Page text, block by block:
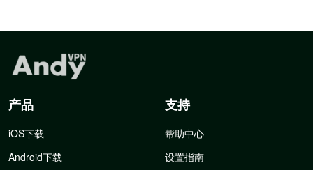
产品
iOS下载
Android下载
支持
帮助中心
设置指南